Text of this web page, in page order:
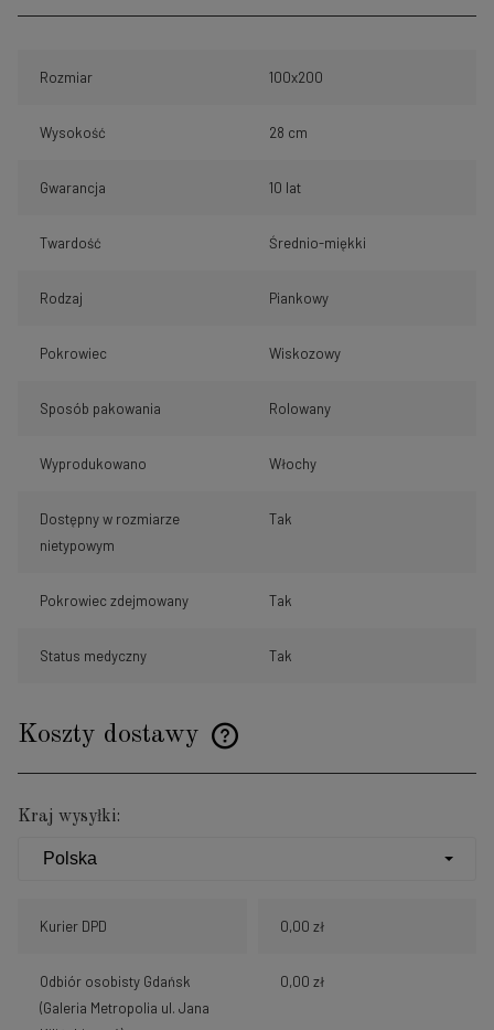
Rozmiar 100x200
Wysokość 28 cm
Gwarancja 10 lat
Twardość Średnio-miękki
Rodzaj Piankowy
Pokrowiec Wiskozowy
Sposób pakowania Rolowany
Wyprodukowano Włochy
Dostępny w rozmiarze
nietypowym
Tak
Pokrowiec zdejmowany Tak
Status medyczny Tak
Koszty dostawy
Cena nie zawiera ewentualnych kosztów płatności
Kraj wysyłki:
Kurier DPD 0,00 zł
Odbiór osobisty Gdańsk
(Galeria Metropolia ul. Jana
0,00 zł